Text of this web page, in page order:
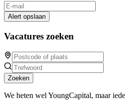
Alert opslaan
Vacatures zoeken
Zoeken
We heten wel YoungCapital, maar